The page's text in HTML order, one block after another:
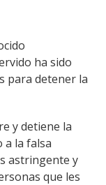
ha sido
para detener la
y detiene la
a la falsa
astringente y
que les